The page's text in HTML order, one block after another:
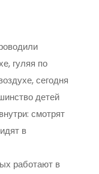
гуляя по
сегодня
детей
смотрят
в
работают в